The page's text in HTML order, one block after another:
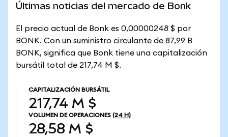
Últimas noticias del mercado de Bonk
El precio actual de Bonk es 0,00000248 $ por
BONK. Con un suministro circulante de 87,99 B
BONK, significa que Bonk tiene una capitalización
bursátil total de 217,74 M $.
CAPITALIZACIÓN BURSÁTIL
217,74 M $
VOLUMEN DE OPERACIONES (24 H)
28,58 M $